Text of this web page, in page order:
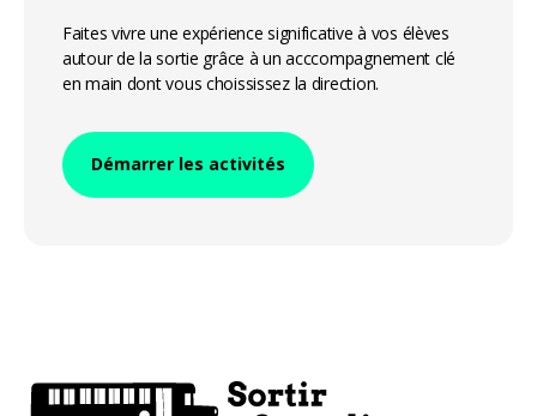
Faites vivre une expérience significative à vos élèves
autour de la sortie grâce à un acccompagnement clé
en main dont vous choississez la direction.
Démarrer les activités